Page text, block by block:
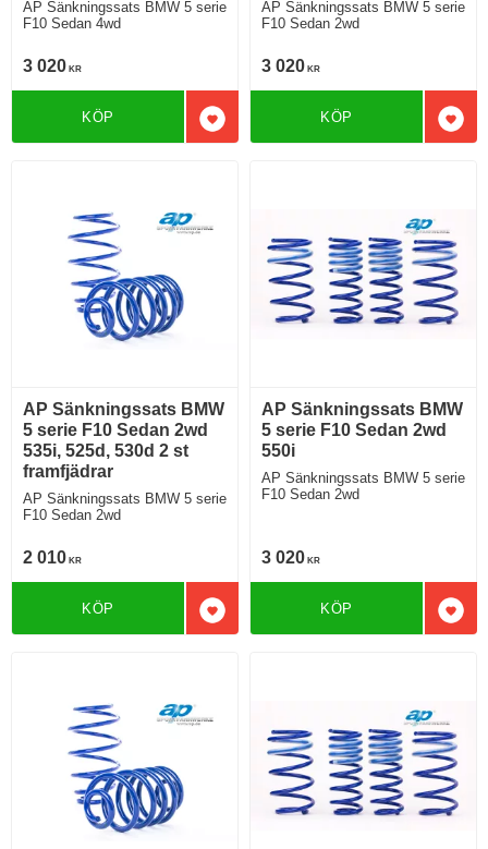
AP Sänkningssats BMW 5 serie
F10 Sedan 4wd
3 020 KR
Lägg till i favoriter
KÖP
AP Sänkningssats BMW 5 serie
F10 Sedan 2wd
3 020 KR
KÖP
AP Sänkningssats BMW
5 serie F10 Sedan 2wd
535i, 525d, 530d 2 st
framfjädrar
AP Sänkningssats BMW 5 serie
F10 Sedan 2wd
2 010 KR
Lägg till i favoriter
KÖP
AP Sänkningssats BMW
5 serie F10 Sedan 2wd
550i
AP Sänkningssats BMW 5 serie
F10 Sedan 2wd
3 020 KR
KÖP